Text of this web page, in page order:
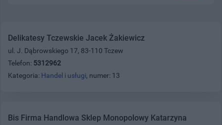
Delikatesy Tczewskie Jacek Żakiewicz
ul. J. Dąbrowskiego 17, 83-110 Tczew
Telefon: 5312962
Kategoria: Handel i usługi, numer: 13
Bis Firma Handlowa Sklep Monopolowy Katarzyna